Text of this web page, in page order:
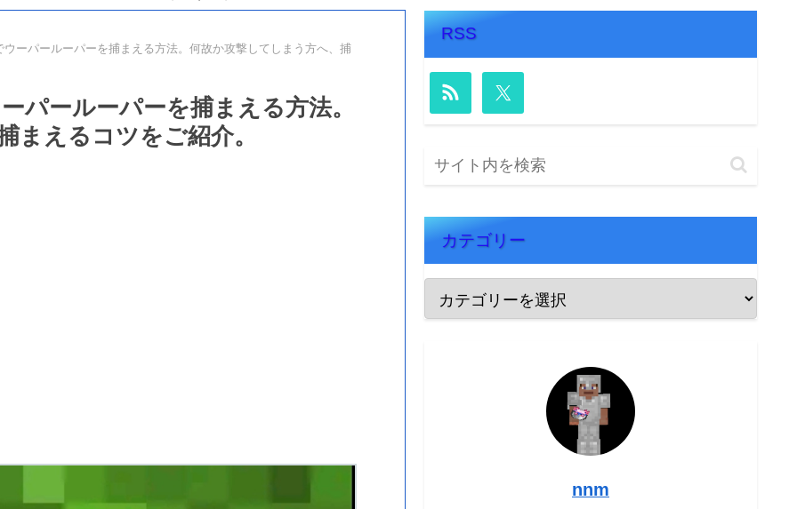
す！
す！【活餌としても使
える】
ーパールーパーを捕まえる方法。何故か攻撃してしまう方へ、捕
パールーパーを捕まえる方法。
まえるコツをご紹介。
RSS
カテゴリー
nnm